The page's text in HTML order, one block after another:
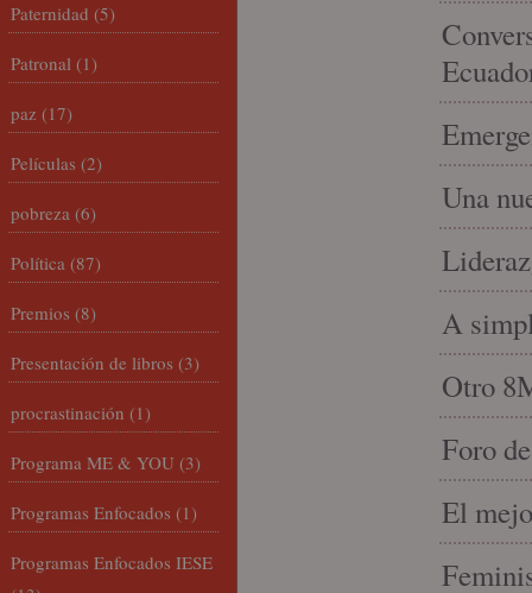
Una
A
Otro
Foro
El
Paternidad (5)
Patronal (1)
paz (17)
Películas (2)
pobreza (6)
Política (87)
Premios (8)
Presentación de libros (3)
procrastinación (1)
Programa ME & YOU (3)
Programas Enfocados (1)
Programas Enfocados IESE